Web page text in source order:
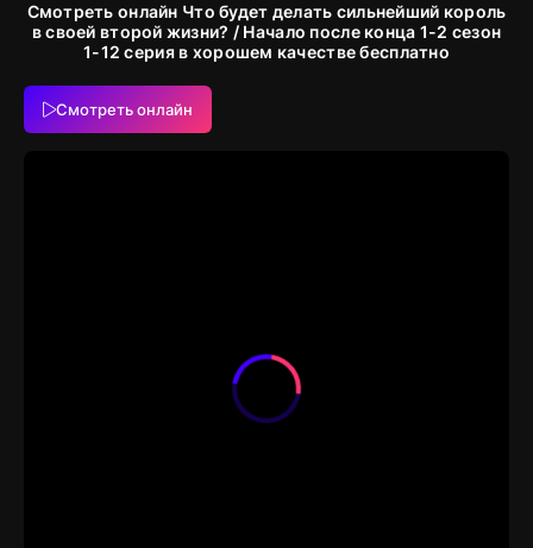
Смотреть онлайн Что будет делать сильнейший король
в своей второй жизни? / Начало после конца 1-2 сезон
1-12 серия в хорошем качестве бесплатно
Смотреть онлайн